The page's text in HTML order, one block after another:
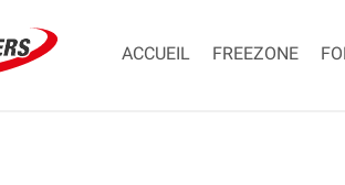
ACCUEIL FREEZONE